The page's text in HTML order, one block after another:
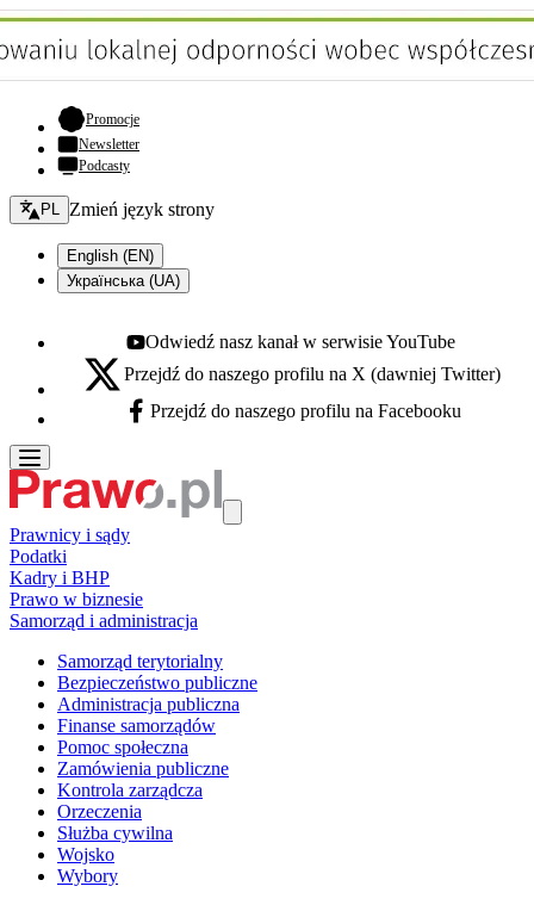
Promocje- otwiera się w nowej karcie
Newsletter
Podcasty
Zmień język - bieżący:
PL Zmień język strony
English (EN)
Українська (UA)
Youtube - otwiera się w nowej karcie
Odwiedź nasz kanał w serwisie YouTube
X - otwiera się w nowej karcie
Przejdź do naszego profilu na X (dawniej Twitter)
Facebook - otwiera się w nowej karcie
Przejdź do naszego profilu na Facebooku
Prawnicy i sądy
Podatki
Kadry i BHP
Prawo w biznesie
Samorząd i administracja
Samorząd terytorialny
Bezpieczeństwo publiczne
Administracja publiczna
Finanse samorządów
Pomoc społeczna
Zamówienia publiczne
Kontrola zarządcza
Orzeczenia
Służba cywilna
Wojsko
Wybory